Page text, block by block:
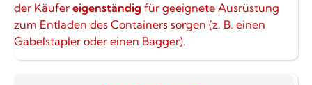
der Käufer eigenständig für geeignete Ausrüstung
zum Entladen des Containers sorgen (z. B. einen
Gabelstapler oder einen Bagger).